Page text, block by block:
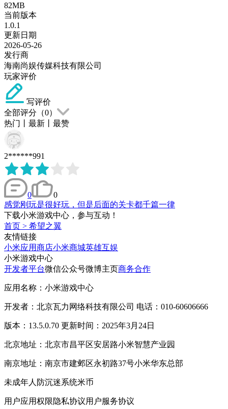
82MB
当前版本
1.0.1
更新日期
2026-05-26
发行商
海南尚娱传媒科技有限公司
玩家评价
写评价
全部评分（0）
热门
最新 最赞
2******991
0
0
感觉刚玩是很好玩，但是后面的关卡都千篇一律
下载小米游戏中心，参与互动！
首页 > 希望之翼
友情链接
小米应用商店小米商城英雄互娱
小米游戏中心
开发者平台微信公众号微博主页商务合作
应用名称：小米游戏中心
开发者：北京瓦力网络科技有限公司 电话：010-60606666
版本：13.5.0.70 更新时间：2025年3月24日
北京地址：北京市昌平区安居路小米智慧产业园
南京地址：南京市建邺区永初路37号小米华东总部
未成年人防沉迷系统米币
用户应用权限隐私协议用户服务协议